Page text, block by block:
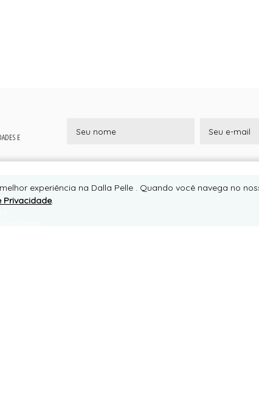
E
experiência na Dalla Pelle . Quando você navega no
Privacidade.